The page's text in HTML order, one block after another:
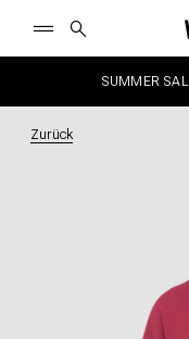
SUMMER
Zurück